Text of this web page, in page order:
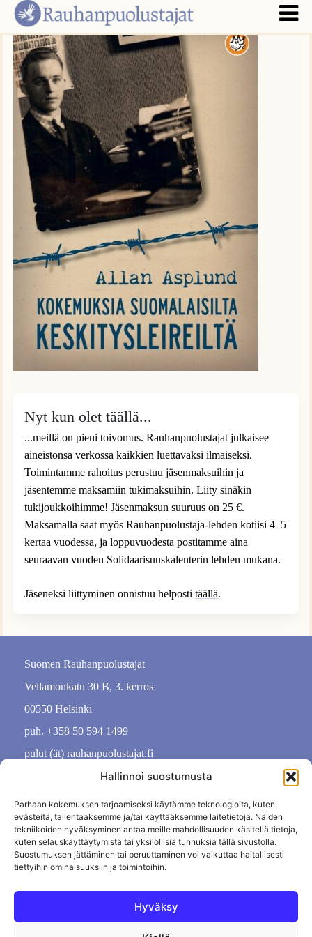
Hallinnoi suostumusta
Parhaan kokemuksen tarjoamiseksi käytämme teknologioita, kuten
evästeitä, tallentaaksemme ja/tai käyttääksemme laitetietoja. Näiden
tekniikoiden hyväksyminen antaa meille mahdollisuuden käsitellä tietoja,
kuten selauskäyttäytymistä tai yksilöllisiä tunnuksia tällä sivustolla.
Suostumuksen jättäminen tai peruuttaminen voi vaikuttaa haitallisesti
tiettyihin ominaisuuksiin ja toimintoihin.
Hyväksy
Nyt kun olet täällä...
...meillä on pieni toivomus. Rauhanpuolustajat julkaisee
aineistonsa verkossa kaikkien luettavaksi ilmaiseksi.
Toimintamme rahoitus perustuu jäsenmaksuihin ja
jäsentemme maksamiin tukimaksuihin. Liity sinäkin
tukijoukkoihimme! Jäsenmaksun suuruus on 25 €.
Maksamalla saat myös Rauhanpuolustaja-lehden kotiisi 4–5
kertaa vuodessa, ja loppuvuodesta postitamme aina
seuraavan vuoden Solidaarisuuskalenterin lehden mukana.
Jäseneksi liittyminen onnistuu helpostitäällä.
Suomen Rauhanpuolustajat
Vellamonkatu 30 B, 3. kerros
00550 Helsinki
puh. +358 50 594 1499
pulut (ät) rauhanpuolustajat.fi